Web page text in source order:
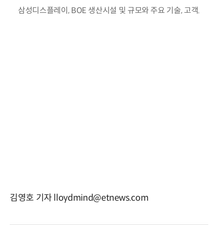
삼성디스플레이, BOE 생산시설 및 규모와 주요 기술, 고객.
김영호 기자 lloydmind@etnews.com